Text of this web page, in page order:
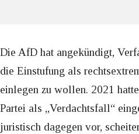
Die AfD hat angekündigt,
die Einstufung als
einlegen zu wollen. 2021
Partei als „Verdachtsfall“
juristisch dagegen vor,